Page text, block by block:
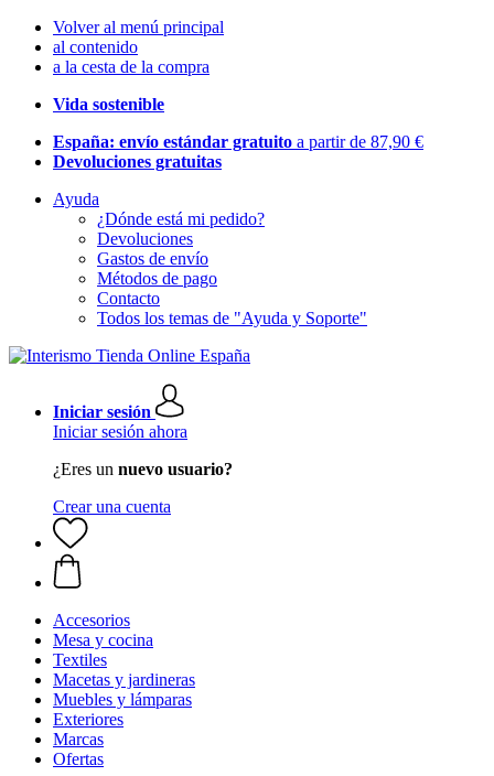
Volver al menú principal
al contenido
a la cesta de la compra
Vida sostenible
España: envío estándar gratuito a partir de 87,90 €
Devoluciones gratuitas
Ayuda
¿Dónde está mi pedido?
Devoluciones
Gastos de envío
Métodos de pago
Contacto
Todos los temas de "Ayuda y Soporte"
Iniciar sesión
Iniciar sesión ahora
¿Eres un nuevo usuario?
Crear una cuenta
Accesorios
Mesa y cocina
Textiles
Macetas y jardineras
Muebles y lámparas
Exteriores
Marcas
Ofertas